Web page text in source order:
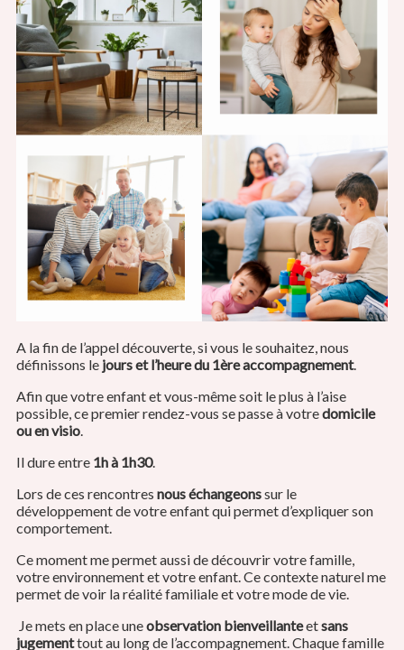
A la fin de l’appel découverte, si vous le souhaitez, nous
définissons lejours et l’heure du 1ère accompagnement.
Afin que votre enfant et vous-même soit le plus à l’aise
possible, ce premier rendez-vous se passe à votredomicile
ou en visio.
Il dure entre 1h à 1h30.
Lors de ces rencontres nous échangeonssur le
développement de votre enfant qui permet d’expliquer son
comportement.
Ce moment me permet aussi de découvrir votre famille,
votre environnement et votre enfant. Ce contexte naturel me
permet de voir la réalité familiale et votre mode de vie.
Je mets en place uneobservation bienveillanteetsans
jugementtout au long de l’accompagnement. Chaque famille